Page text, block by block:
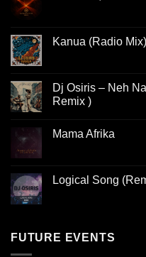
Kanua (Radio Mix)
Dj Osiris – Neh
Remix )
Mama Afrika
Logical Song
FUTURE EVENTS